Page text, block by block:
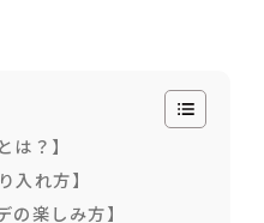
は？】
入れ方】
の楽しみ方】